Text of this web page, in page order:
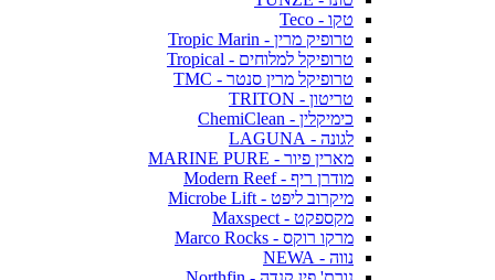
טקו - Teco
טרופיק מרין - Tropic Marin
טרופיקל למלוחים - Tropical
טרופיקל מרין סנטר - TMC
טריטון - TRITON
כימיקלין - ChemiClean
לגונה - LAGUNA
מארין פיור - MARINE PURE
מודרן ריף - Modern Reef
מיקרוב ליפט - Microbe Lift
מקספקט - Maxspect
מרקו רוקס - Marco Rocks
נווה - NEWA